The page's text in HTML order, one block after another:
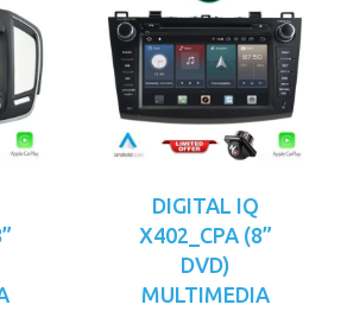
DIGITAL IQ
X402_CPA (8”
DVD)
MULTIMEDIA